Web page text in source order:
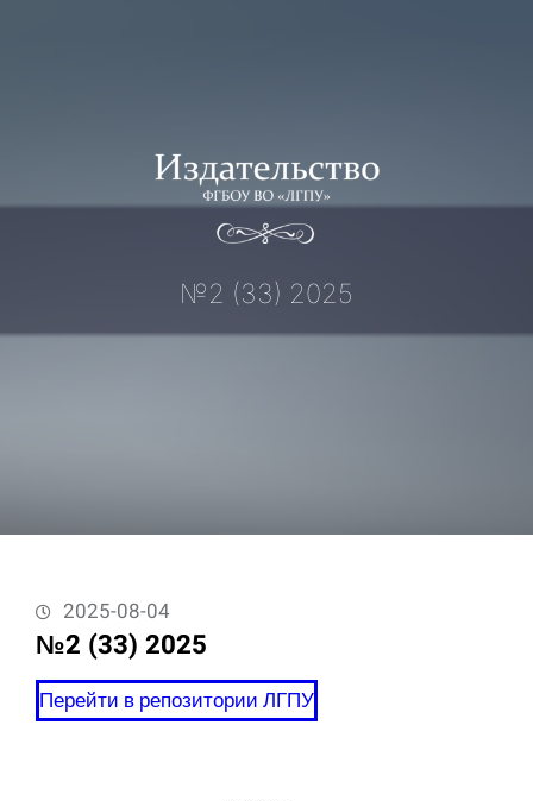
№2 (33) 2025
2025-08-04
№2 (33) 2025
Перейти в репозитории ЛГПУ